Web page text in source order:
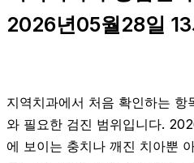
2026년05월28일
지역치과에서 처음 확인하는
와 필요한 검진 범위입니다.
에 보이는 충치나 깨진 치아뿐